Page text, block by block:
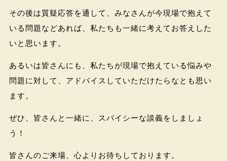
その後は質疑応答を通して、みなさんが今現場で抱えて
いる問題などあれば、私たちも一緒に考えてお答えした
いと思います。
あるいは皆さんにも、私たちが現場で抱えている悩みや
問題に対して、アドバイスしていただけたらなとも思い
ます。
ぜひ、皆さんと一緒に、スパイシーな談義をしましょ
う！
皆さんのご来場、心よりお待ちしております。